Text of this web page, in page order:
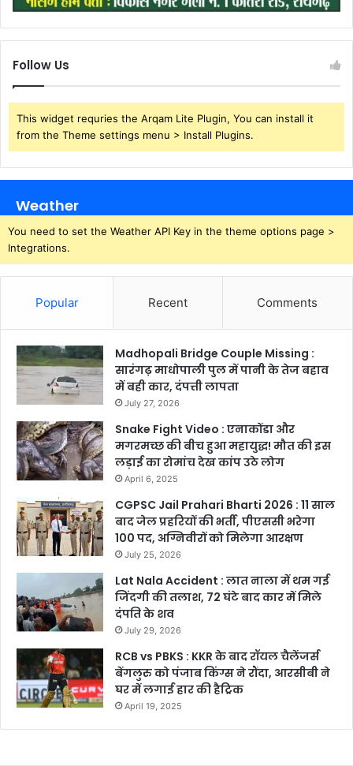
Follow Us
This widget requries the Arqam Lite Plugin, You can install it
from the Theme settings menu > Install Plugins.
Weather
You need to set the Weather API Key in the theme options page >
Integrations.
Popular Recent Comments
Madhopali Bridge Couple Missing :
सारंगढ़ माधोपाली पुल में पानी के तेज बहाव
में बही कार, दंपत्ती लापता
July 27, 2026
Snake Fight Video : एनाकोंडा और
मगरमच्छ की बीच हुआ महायुद्ध! मौत की इस
लड़ाई का रोमांच देख कांप उठे लोग
April 6, 2025
CGPSC Jail Prahari Bharti 2026 : 11 साल
बाद जेल प्रहरियों की भर्ती, पीएससी भरेगा
100 पद, अग्निवीरों को मिलेगा आरक्षण
July 25, 2026
Lat Nala Accident : लात नाला में थम गई
जिंदगी की तलाश, 72 घंटे बाद कार में मिले
दंपति के शव
July 29, 2026
RCB vs PBKS : KKR के बाद रॉयल चैलेंजर्स
बेंगलुरु को पंजाब किंग्स ने रौंदा, आरसीबी ने
घर में लगाई हार की हैट्रिक
April 19, 2025